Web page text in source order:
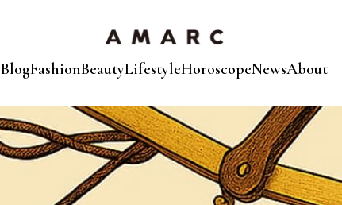
BlogFashionBeautyLifestyleHoroscopeNewsAbout